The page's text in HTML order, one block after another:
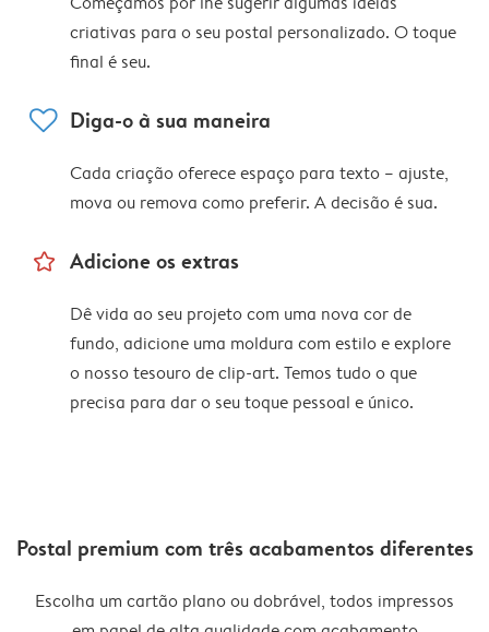
criativas para o seu postal personalizado. O toque
final é seu.
heart Diga-o à sua maneira
Cada criação oferece espaço para texto – ajuste,
mova ou remova como preferir. A decisão é sua.
star_outline Adicione os extras
Dê vida ao seu projeto com uma nova cor de
fundo, adicione uma moldura com estilo e explore
o nosso tesouro de clip-art. Temos tudo o que
precisa para dar o seu toque pessoal e único.
Postal premium com três acabamentos diferentes
Escolha um cartão plano ou dobrável, todos impressos